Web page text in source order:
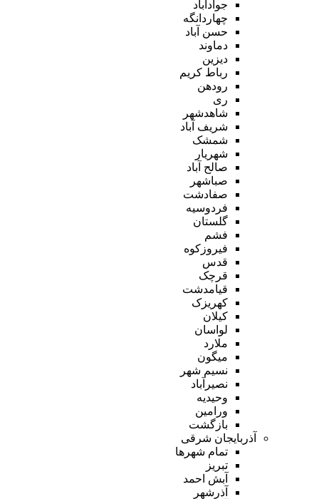
جوادآباد
چهاردانگه
حسن آباد
دماوند
دیزین
رباط کریم
رودهن
ری
شاهدشهر
شریف آباد
شمشک
شهریار
صالح آباد
صباشهر
صفادشت
فردوسیه
گلستان
فشم
فیروزکوه
قدس
قرچک
قیامدشت
کهریزک
کیلان
لواسان
ملارد
میگون
نسیم شهر
نصیرآباد
وحیدیه
ورامین
بازگشت
آذربایجان شرقی
تمام شهر‌ها
تبریز
آبش احمد
آذرشهر